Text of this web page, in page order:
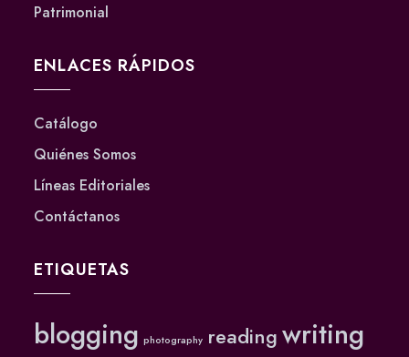
Patrimonial
ENLACES RÁPIDOS
Catálogo
Quiénes Somos
Líneas Editoriales
Contáctanos
ETIQUETAS
blogging photography reading writing